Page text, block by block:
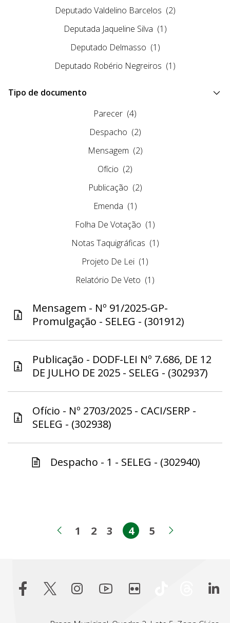
Deputado Valdelino Barcelos (2)
Deputada Jaqueline Silva (1)
Deputado Delmasso (1)
Deputado Robério Negreiros (1)
Tipo de documento
Parecer (4)
Despacho (2)
Mensagem (2)
Ofício (2)
Publicação (2)
Emenda (1)
Folha De Votação (1)
Notas Taquigráficas (1)
Projeto De Lei (1)
Relatório De Veto (1)
Mensagem - Nº 91/2025-GP-
Promulgação - SELEG - (301912)
Publicação - DODF-LEI Nº 7.686, DE 12
DE JULHO DE 2025 - SELEG - (302937)
Ofício - Nº 2703/2025 - CACI/SERP -
SELEG - (302938)
Despacho - 1 - SELEG - (302940)
Página anterior
Página
1 Página
2 Página
3 Página
4 Página
5